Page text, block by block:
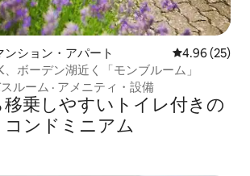
ション・アパート レビュー25
4.96 (25)
ボーデン湖近く「モンブルーム」
ルーム · アメニティ・設備
乗しやすいトイレ付きの
コンドミニアム